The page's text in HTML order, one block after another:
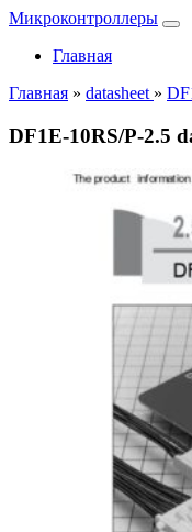
Микроконтроллеры
Главная
Главная » datasheet »
DF1E-10RS/P-2.5